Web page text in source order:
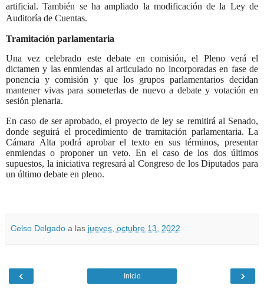
artificial. También se ha ampliado la modificación de la Ley de
Auditoría de Cuentas.
Tramitación parlamentaria
Una vez celebrado este debate en comisión, el Pleno verá el
dictamen y las enmiendas al articulado no incorporadas en fase de
ponencia y comisión y que los grupos parlamentarios decidan
mantener vivas para someterlas de nuevo a debate y votación en
sesión plenaria.
En caso de ser aprobado, el proyecto de ley se remitirá al Senado,
donde seguirá el procedimiento de tramitación parlamentaria. La
Cámara Alta podrá aprobar el texto en sus términos, presentar
enmiendas o proponer un veto. En el caso de los dos últimos
supuestos, la iniciativa regresará al Congreso de los Diputados para
un último debate en pleno.
Celso Delgado a las jueves, octubre 13, 2022
‹ ›
Inicio